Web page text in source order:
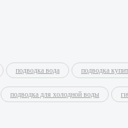
подводка вода подводка
подводка для холодной воды